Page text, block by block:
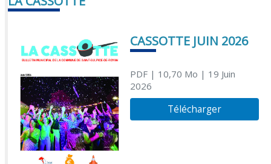
CASSOTTE JUIN 2026
PDF| 10,70 Mo | 19 Juin
2026
Télécharger